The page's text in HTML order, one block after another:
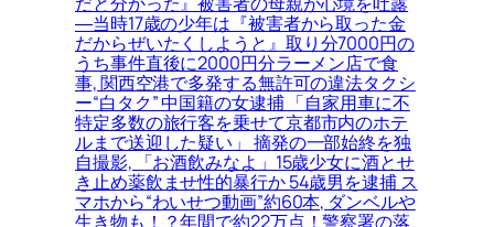
―当時17歳の少年は『被害者から取った金
だからぜいたくしようと』取り分7000円の
うち事件直後に2000円分ラーメン店で食
事, 関西空港で多発する無許可の違法タクシ
ー“白タク” 中国籍の女逮捕 「自家用車に不
特定多数の旅行客を乗せて京都市内のホテ
ルまで送迎した疑い」 摘発の一部始終を独
自撮影, 「お酒飲みなよ」15歳少女に酒とせ
き止め薬飲ませ性的暴行か 54歳男を逮捕 ス
マホから“わいせつ動画”約60本, ダンベルや
生き物も！？年間で約22万点！警察署の落